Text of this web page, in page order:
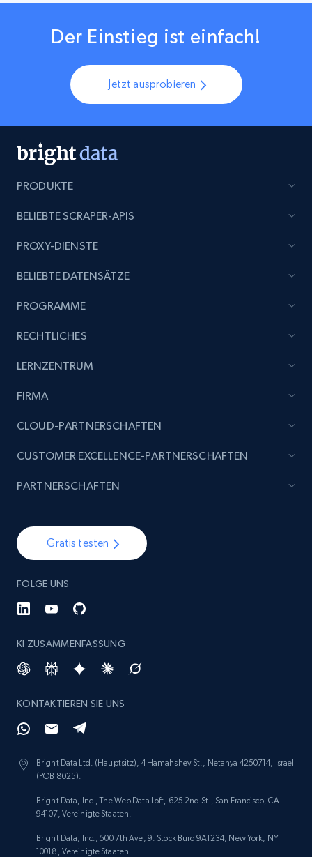
Der Einstieg ist einfach!
Jetzt ausprobieren
PRODUKTE
BELIEBTE SCRAPER-APIS
PROXY-DIENSTE
BELIEBTE DATENSÄTZE
PROGRAMME
RECHTLICHES
LERNZENTRUM
FIRMA
Gratis testen
FOLGE UNS
KI ZUSAMMENFASSUNG
KONTAKTIEREN SIE UNS
Bright Data Ltd. (Hauptsitz), 4 Hamahshev St., Netanya 4250714, Israel
(POB 8025).
Bright Data, Inc., The Web Data Loft, 625 2nd St., San Francisco, CA
94107, Vereinigte Staaten.
Bright Data, Inc., 500 7th Ave, 9. Stock Büro 9A1234, New York, NY
10018, Vereinigte Staaten.
CLOUD-PARTNERSCHAFTEN
CUSTOMER EXCELLENCE-PARTNERSCHAFTEN
PARTNERSCHAFTEN